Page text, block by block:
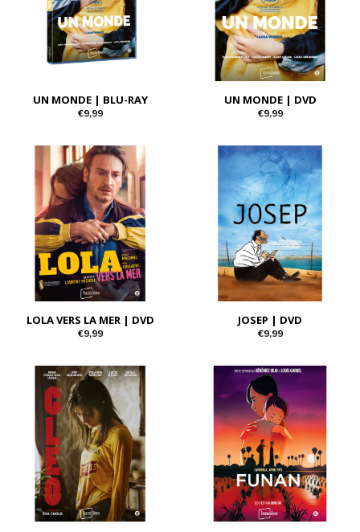
UN MONDE | BLU-RAY
€9,99
UN MONDE | DVD
€9,99
LOLA VERS LA MER | DVD
€9,99
JOSEP | DVD
€9,99